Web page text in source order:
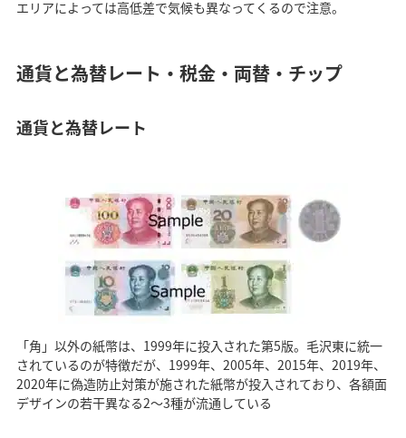
エリアによっては高低差で気候も異なってくるので注意。
通貨と為替レート・税金・両替・チップ
通貨と為替レート
「角」以外の紙幣は、1999年に投入された第5版。毛沢東に統一
されているのが特徴だが、1999年、2005年、2015年、2019年、
2020年に偽造防止対策が施された紙幣が投入されており、各額面
デザインの若干異なる2〜3種が流通している